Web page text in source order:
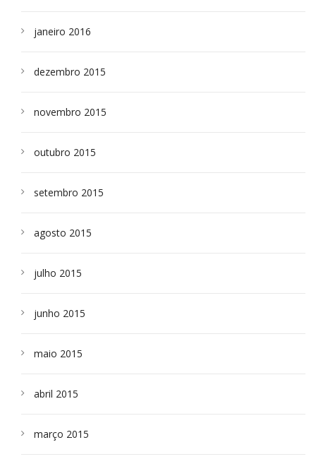
janeiro 2016
dezembro 2015
novembro 2015
outubro 2015
setembro 2015
agosto 2015
julho 2015
junho 2015
maio 2015
abril 2015
março 2015